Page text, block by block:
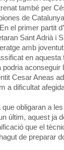
també per
de
el primer partit
Sant Adrià i
amb
en
Cesar Aneas
a dificultat
obligaran a
últim, aquest ja
que el
de preparar